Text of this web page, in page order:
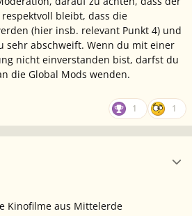
bleibt, dass die
(hier insb. relevant Punkt 4) und
sehr abschweift. Wenn du mit einer
nicht einverstanden bist, darfst du
die Global Mods wenden.
1 1
Kinofilme aus Mittelerde